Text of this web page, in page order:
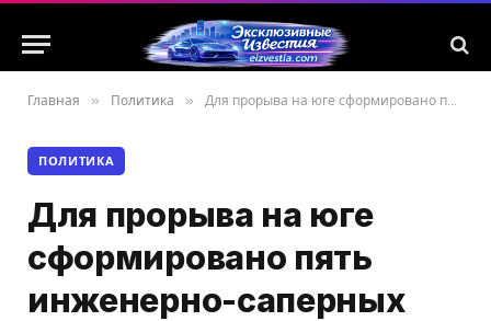
Главная » Политика » Для прорыва на юге сформировано пять инженерно-саперных батальонов – ВСУ
ПОЛИТИКА
Для прорыва на юге
сформировано пять
инженерно-саперных